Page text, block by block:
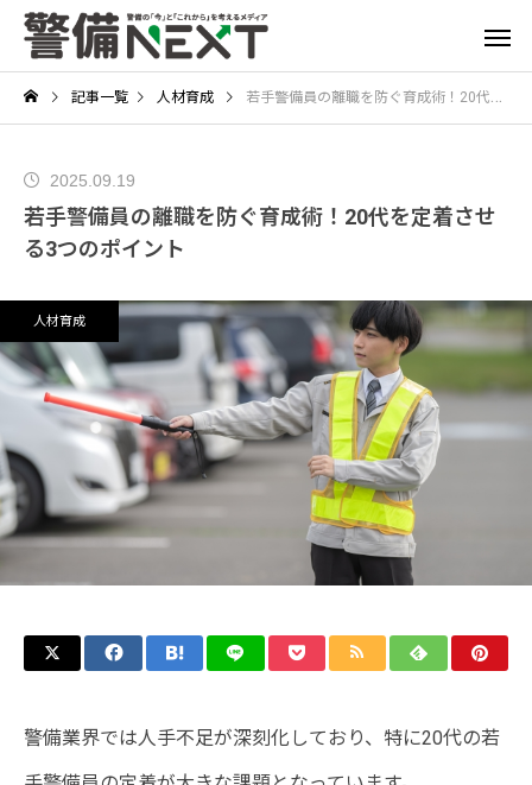
記事一覧 人材育成 若手警備員の離職を防ぐ育成術！20代を定着させる3つのポイント
2025.09.19
若手警備員の離職を防ぐ育成術！20代を定着させ
る3つのポイント
人材育成
警備業界では人手不足が深刻化しており、特に20代の若